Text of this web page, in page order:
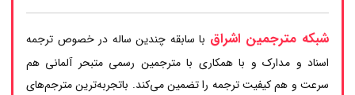
شبکه مترجمین اشراق با سابقه چندین ساله در خصوص ترجمه
اسناد و مدارک و با همکاری با مترجمین رسمی متبحر آلمانی هم
سرعت و هم کیفیت ترجمه را تضمین می‌کند. باتجربه‌ترین مترجم‌های